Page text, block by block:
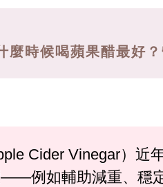
麼時候喝蘋果醋最好
Cider Vinegar）
例如輔助減重、